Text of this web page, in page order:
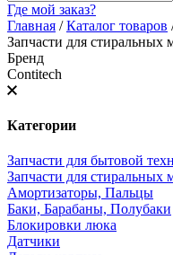
Где мой заказ?
Главная /Каталог товаров
Запчасти для стиральных
Бренд
Contitech
Категории
Запчасти для бытовой
Запчасти для стиральных
Амортизаторы, Пальцы
Баки, Барабаны, Полубаки
Блокировки люка
Датчики